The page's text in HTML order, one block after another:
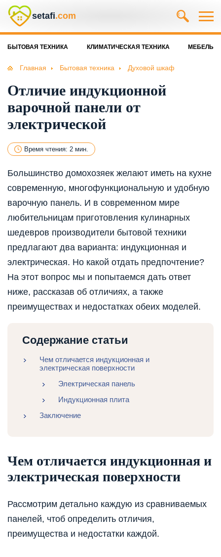
setafi.com
БЫТОВАЯ ТЕХНИКА КЛИМАТИЧЕСКАЯ ТЕХНИКА МЕБЕЛЬ
Главная Бытовая техника Духовой шкаф
Отличие индукционной
варочной панели от
электрической
Время чтения: 2 мин.
Большинство домохозяек желают иметь на кухне
современную, многофункциональную и удобную
варочную панель. И в современном мире
любительницам приготовления кулинарных
шедевров производители бытовой техники
предлагают два варианта: индукционная и
электрическая. Но какой отдать предпочтение?
На этот вопрос мы и попытаемся дать ответ
ниже, рассказав об отличиях, а также
преимуществах и недостатках обеих моделей.
Содержание статьи
Чем отличается индукционная и
электрическая поверхности
Электрическая панель
Индукционная плита
Заключение
Чем отличается индукционная и
электрическая поверхности
Рассмотрим детально каждую из сравниваемых
панелей, чтоб определить отличия,
преимущества и недостатки каждой.